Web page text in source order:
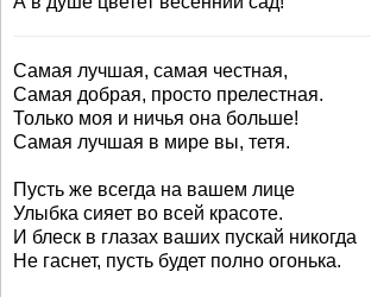
Самая лучшая, самая честная,
Самая добрая, просто прелестная.
Только моя и ничья она больше!
Самая лучшая в мире вы, тетя.
Пусть же всегда на вашем лице
Улыбка сияет во всей красоте.
И блеск в глазах ваших пускай никогда
Не гаснет, пусть будет полно огонька.